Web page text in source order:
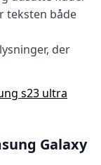
teksten både
der
s23 ultra
Galaxy